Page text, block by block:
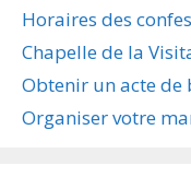
Horaires des
Chapelle de la
Obtenir un acte de
Organiser votre